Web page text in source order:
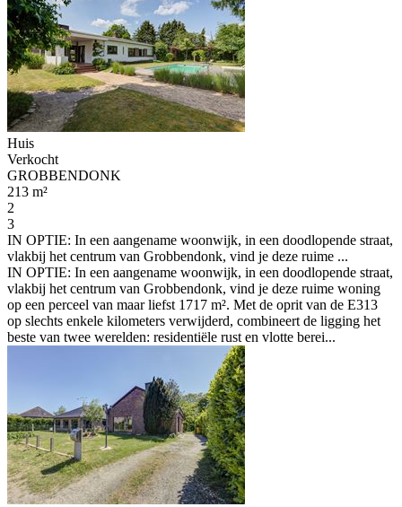
Huis
Verkocht
GROBBENDONK
213 m²
2
3
IN OPTIE: In een aangename woonwijk, in een doodlopende straat,
vlakbij het centrum van Grobbendonk, vind je deze ruime ...
IN OPTIE: In een aangename woonwijk, in een doodlopende straat,
vlakbij het centrum van Grobbendonk, vind je deze ruime woning
op een perceel van maar liefst 1717 m². Met de oprit van de E313
op slechts enkele kilometers verwijderd, combineert de ligging het
beste van twee werelden: residentiële rust en vlotte berei...